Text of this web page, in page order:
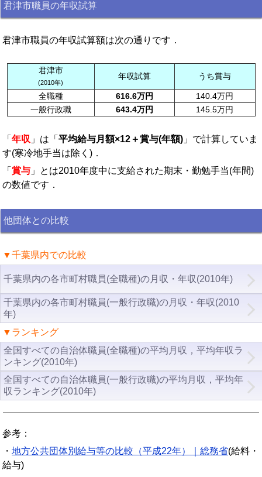
君津市職員の年収試算
君津市職員の年収試算額は次の通りです．
君津市
(2010年)
年収試算 うち賞与
全職種 616.6万円
140.4万円
一般行政職
643.4万円 145.5万円
「 年収 」は「 平均給与月額×12＋賞与(年額) 」で計算していま
す(寒冷地手当は除く)．
「 賞与 」とは2010年度中に支給された期末・勤勉手当(年間)
の数値です．
他団体との比較
▼千葉県内での比較
千葉県内の各市町村職員(全職種)の月収・年収(2010年)
千葉県内の各市町村職員(一般行政職)の月収・年収(2010
年)
▼ランキング
全国すべての自治体職員(全職種)の平均月収，平均年収ラ
ンキング(2010年)
全国すべての自治体職員(一般行政職)の平均月収，平均年
収ランキング(2010年)
参考：
・ 地方公共団体別給与等の比較（平成22年）｜総務省(給料・
給与)